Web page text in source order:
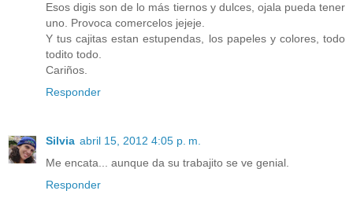
Esos digis son de lo más tiernos y dulces, ojala pueda tener
uno. Provoca comercelos jejeje.
Y tus cajitas estan estupendas, los papeles y colores, todo
todito todo.
Cariños.
Responder
Silvia abril 15, 2012 4:05 p. m.
Me encata... aunque da su trabajito se ve genial.
Responder